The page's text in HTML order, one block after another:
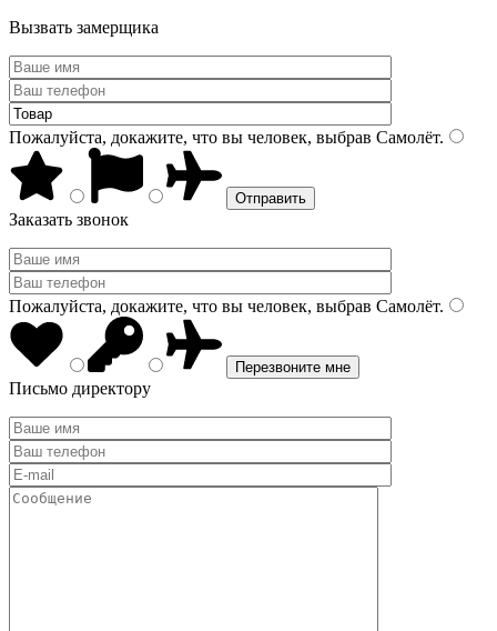
Вызвать замерщика
Пожалуйста, докажите, что вы человек, выбрав Самолёт.
Заказать звонок
Пожалуйста, докажите, что вы человек, выбрав Самолёт.
Письмо директору